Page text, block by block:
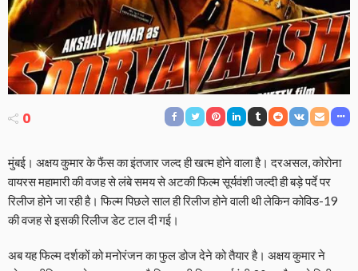
0
मुंबई। अक्षय कुमार के फैंस का इंतजार जल्द ही खत्म होने वाला है। दरअसल, कोरोना
वायरस महामारी की वजह से लंबे समय से अटकी फिल्म सूर्यवंशी जल्दी ही बड़े पर्दे पर
रिलीज होने जा रही है। फिल्म पिछले साल ही रिलीज होने वाली थी लेकिन कोविड-19
की वजह से इसकी रिलीज डेट टाल दी गई।
अब यह फिल्म दर्शकों को मनोरंजन का फुल डोज देने को तैयार है। अक्षय कुमार ने